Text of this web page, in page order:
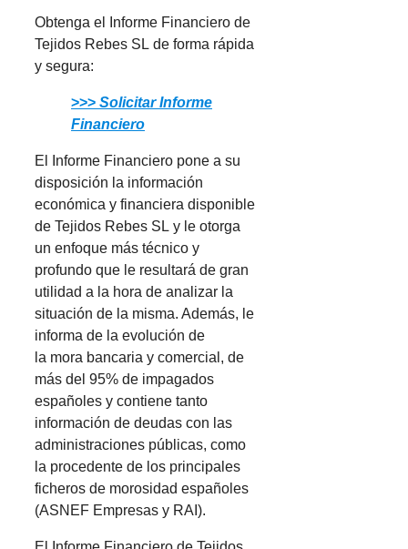
Obtenga el Informe Financiero de
Tejidos Rebes SL de forma rápida
y segura:
>>> Solicitar Informe
Financiero
El Informe Financiero pone a su
disposición la información
económica y financiera disponible
de Tejidos Rebes SL y le otorga
un enfoque más técnico y
profundo que le resultará de gran
utilidad a la hora de analizar la
situación de la misma. Además, le
informa de la evolución de
la mora bancaria y comercial, de
más del 95% de impagados
españoles y contiene tanto
información de deudas con las
administraciones públicas, como
la procedente de los principales
ficheros de morosidad españoles
(ASNEF Empresas y RAI).